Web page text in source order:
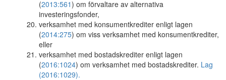
(2013:561) om förvaltare av alternativa
investeringsfonder,
verksamhet med konsumentkrediter enligt lagen
(2014:275) om viss verksamhet med konsumentkrediter,
eller
verksamhet med bostadskrediter enligt lagen
(2016:1024) om verksamhet med bostadskrediter. Lag
(2016:1029).